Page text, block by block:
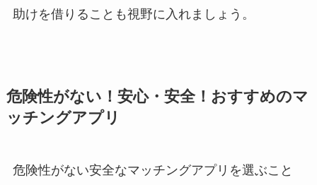
助けを借りることも視野に入れましょう。
危険性がない！安心・安全！おすすめのマ
ッチングアプリ
危険性がない安全なマッチングアプリを選ぶこと